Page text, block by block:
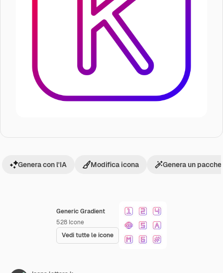
Generic Gradient
528 Icone
Vedi tutte le icone
Genera con l'IA Modifica icona Genera un